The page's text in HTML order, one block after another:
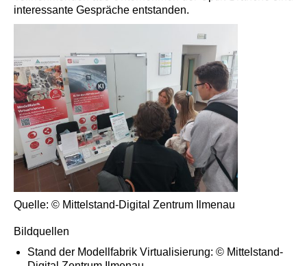
interessante Gespräche entstanden.
Quelle: © Mittelstand-Digital Zentrum Ilmenau
Bildquellen
Stand der Modellfabrik Virtualisierung: © Mittelstand-